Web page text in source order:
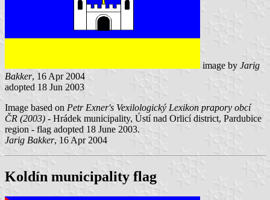
image by Jarig
Bakker, 16 Apr 2004
adopted 18 Jun 2003
Image based on Petr Exner's Vexilologický Lexikon prapory obcí
ČR (2003) - Hrádek municipality, Ústí nad Orlicí district, Pardubice
region - flag adopted 18 June 2003.
Jarig Bakker, 16 Apr 2004
Koldín municipality flag